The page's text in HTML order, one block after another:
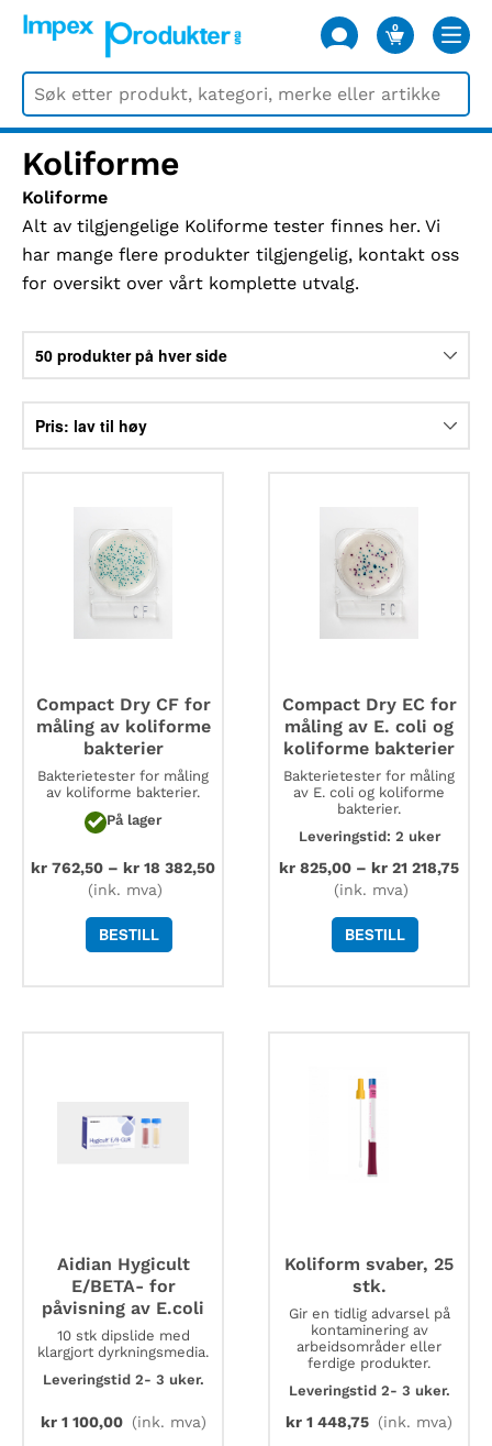
0
VARER
Koliforme
Koliforme
Alt av tilgjengelige Koliforme tester finnes her. Vi
har mange flere produkter tilgjengelig, kontakt oss
for oversikt over vårt komplette utvalg.
Compact Dry CF for
måling av koliforme
bakterier
Bakterietester for måling
av koliforme bakterier.
På lager
kr 762,50 – kr 18 382,50
(ink. mva)
BESTILL
Compact Dry EC for
måling av E. coli og
koliforme bakterier
Bakterietester for måling
av E. coli og koliforme
bakterier.
Leveringstid: 2 uker
kr 825,00 – kr 21 218,75
(ink. mva)
BESTILL
Aidian Hygicult
E/BETA- for
påvisning av E.coli
10 stk dipslide med
klargjort dyrkningsmedia.
Leveringstid 2- 3 uker.
kr1 100,00 (ink. mva)
Koliform svaber, 25
stk.
Gir en tidlig advarsel på
kontaminering av
arbeidsområder eller
ferdige produkter.
Leveringstid 2- 3 uker.
kr 1 448,75 (ink. mva)